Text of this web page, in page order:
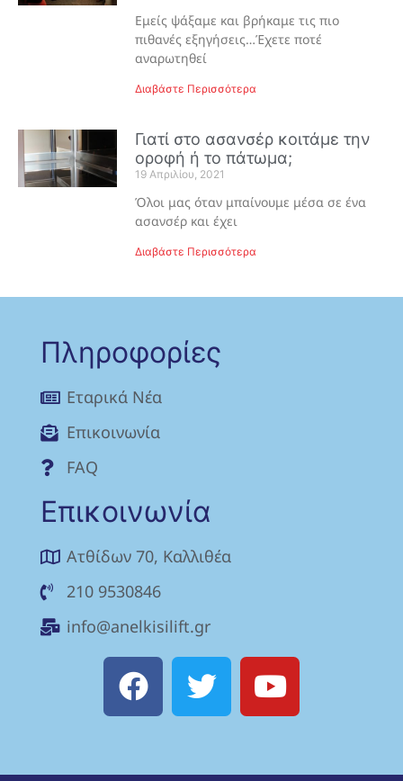
Εμείς ψάξαμε και βρήκαμε τις πιο
πιθανές εξηγήσεις…Έχετε ποτέ
αναρωτηθεί
Διαβάστε Περισσότερα
Γιατί στο ασανσέρ κοιτάμε την
οροφή ή το πάτωμα;
19 Απριλίου, 2021
Όλοι μας όταν μπαίνουμε μέσα σε ένα
ασανσέρ και έχει
Διαβάστε Περισσότερα
Πληροφορίες
Eταρικά Νέα
Επικοινωνία
FAQ
Επικοινωνία
Ατθίδων 70, Καλλιθέα
210 9530846
info@anelkisilift.gr